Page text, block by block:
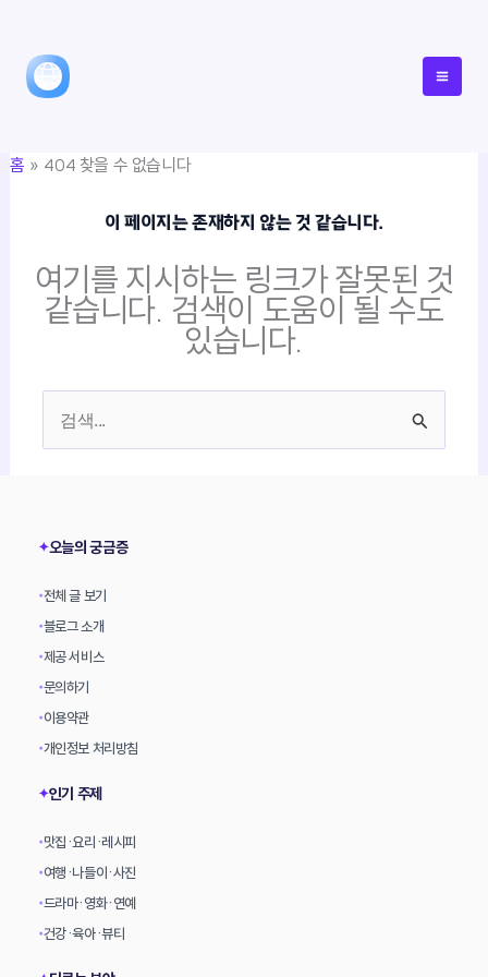
너홈 404 찾을 수 없습니다
이 페이지는 존재하지 않는 것 같습니다.
여기를 지시하는 링크가 잘못된 것
같습니다. 검색이 도움이 될 수도
있습니다.
✦오늘의 궁금증
•전체 글 보기
•블로그 소개
•제공 서비스
•문의하기
•이용약관
•개인정보 처리방침
✦인기 주제
•맛집·요리·레시피
•여행·나들이·사진
•드라마·영화·연예
•건강·육아·뷰티